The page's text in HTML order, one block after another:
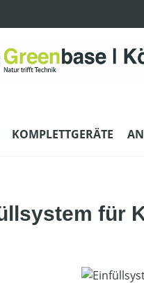
KOMPLETTGERÄTE
für
überspringen